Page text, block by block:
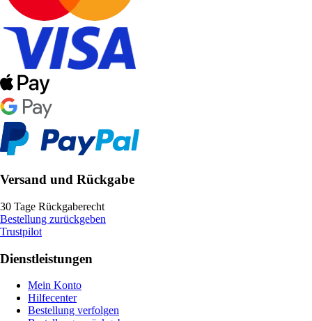
Versand und Rückgabe
30 Tage Rückgaberecht
Bestellung zurückgeben
Trustpilot
Dienstleistungen
Mein Konto
Hilfecenter
Bestellung verfolgen